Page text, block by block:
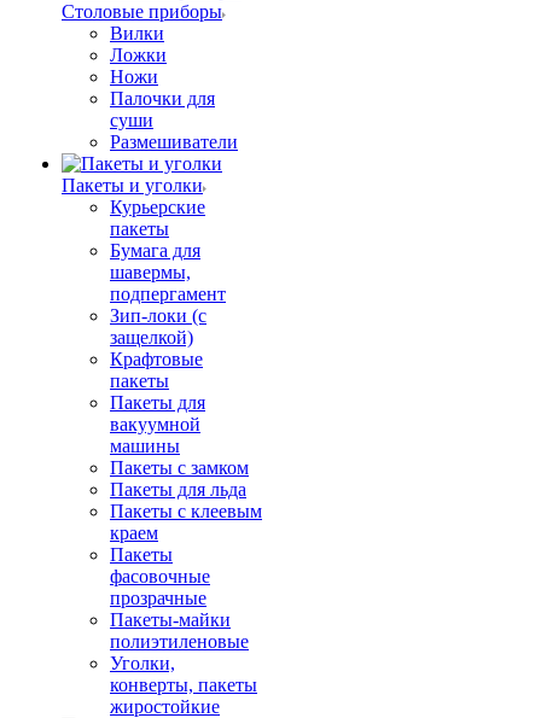
Столовые приборы
Вилки
Ложки
Ножи
Палочки для
суши
Размешиватели
Пакеты и уголки
Курьерские
пакеты
Бумага для
шавермы,
подпергамент
Зип-локи (с
защелкой)
Крафтовые
пакеты
Пакеты для
вакуумной
машины
Пакеты с замком
Пакеты для льда
Пакеты с клеевым
краем
Пакеты
фасовочные
прозрачные
Пакеты-майки
полиэтиленовые
Уголки,
конверты, пакеты
жиростойкие